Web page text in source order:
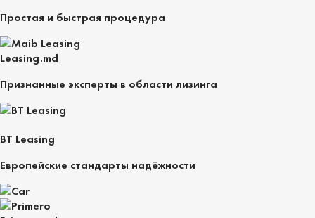
Простая и быстрая процедура
Leasing.md
Признанные эксперты в области лизинга
BT Leasing
Европейские стандарты надёжности